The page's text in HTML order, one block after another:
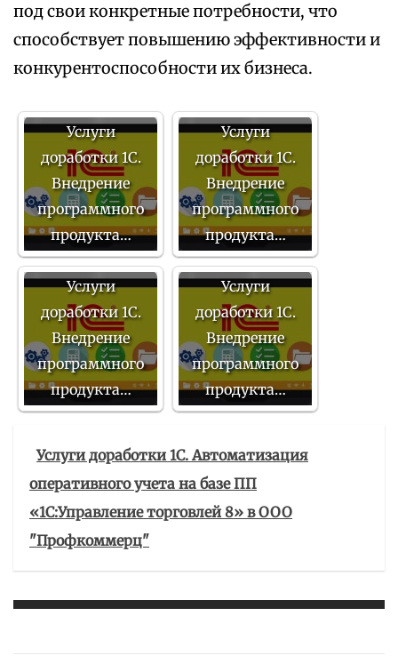
под свои конкретные потребности, что
способствует повышению эффективности и
конкурентоспособности их бизнеса.
Услуги
доработки 1С.
Внедрение
программного
продукта…
Услуги
доработки 1С.
Внедрение
программного
продукта…
Услуги
доработки 1С.
Внедрение
программного
продукта…
Услуги
доработки 1С.
Внедрение
программного
продукта…
Услуги доработки 1С. Автоматизация
оперативного учета на базе ПП
«1С:Управление торговлей 8» в ООО
"Профкоммерц"